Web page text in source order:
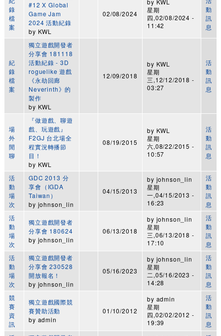
錄
檔
案
#12 X Global
Game Jam
2024 活動紀錄
by KWL
02/08/2024
by KWL
星期
四,02/08/2024 -
11:42
動
訊
息
紀
錄
檔
案
獨立遊戲開發者
分享會 181118
活動紀錄 - 3D
roguelike 遊戲
《永劫回廊
Neverinth》的
製作
by KWL
12/09/2018
by KWL
星期
三,12/12/2018 -
03:27
活
動
訊
息
場
外
閒
聊
『做遊戲、聊遊
戲、玩遊戲』
F2GJ 台北場全
程實況轉播節
目！
by KWL
08/19/2015
by KWL
星期
六,08/22/2015 -
10:57
活
動
訊
息
活
動
場
次
GDC 2013 分
享會（IGDA
Taiwan）
by johnson_lin
04/15/2013
by johnson_lin
星期
一,04/15/2013 -
16:23
活
動
訊
息
活
動
場
次
獨立遊戲開發者
分享會 180624
by johnson_lin
06/13/2018
by johnson_lin
星期
三,06/13/2018 -
17:10
活
動
訊
息
活
動
場
次
獨立遊戲開發者
分享會 230528
開放報名！
by johnson_lin
05/16/2023
by johnson_lin
星期
二,05/16/2023 -
14:28
活
動
訊
息
競
賽
資
訊
獨立遊戲國際競
賽贊助活動
by admin
01/10/2012
by admin
星期
四,02/02/2012 -
19:39
活
動
訊
息